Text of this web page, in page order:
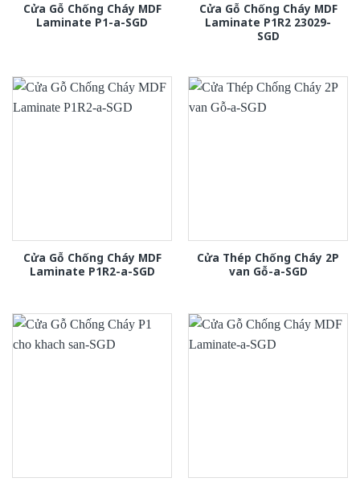
Cửa Gỗ Chống Cháy MDF
Laminate P1-a-SGD
Cửa Gỗ Chống Cháy MDF
Laminate P1R2 23029-
SGD
Cửa Gỗ Chống Cháy MDF
Laminate P1R2-a-SGD
Cửa Thép Chống Cháy 2P
van Gỗ-a-SGD